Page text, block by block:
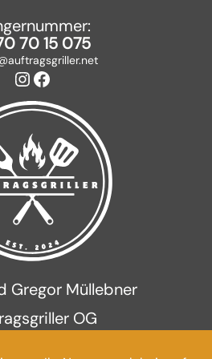
70 15 075
Instagram
Facebook
Gregor Müllebner
OG